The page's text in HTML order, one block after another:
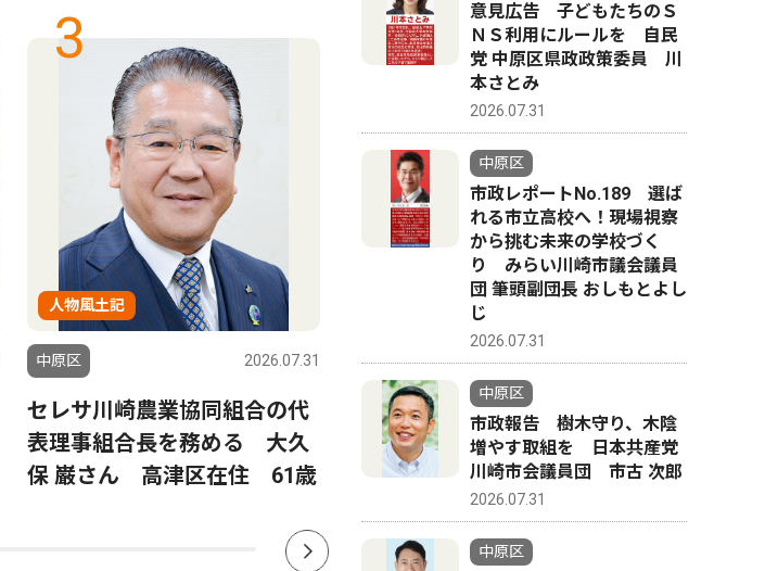
3
人物風土記
中原区 2026.07.31
セレサ川崎農業協同組合の代
表理事組合長を務める 大久
保 巌さん 高津区在住 61歳
4
中原区 2026.07.31
平間銀座 恒例のサマーフェ
スタ ８月毎週土曜日
中原区
新城神
場 ８月
意見広告 子どもたちのＳ
ＮＳ利用にルールを 自民
党 中原区県政政策委員 川
本さとみ
2026.07.31
中原区
市政レポートNo.189 選ば
れる市立高校へ！現場視察
から挑む未来の学校づく
り みらい川崎市議会議員
団 筆頭副団長 おしもとよし
じ
2026.07.31
中原区
市政報告 樹木守り、木陰
増やす取組を 日本共産党
川崎市会議員団 市古 次郎
2026.07.31
中原区